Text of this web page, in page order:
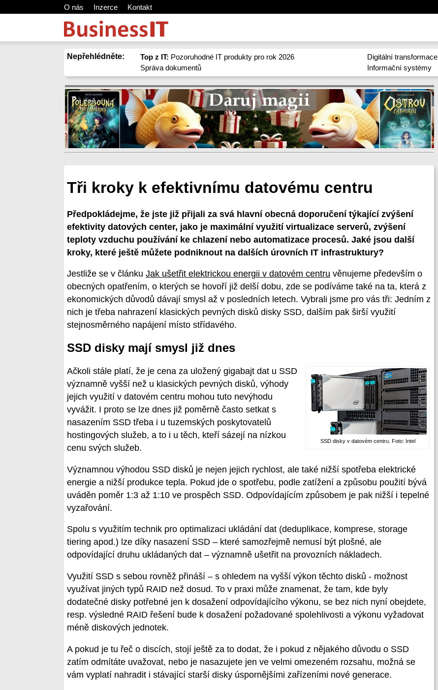
O nás Inzerce Kontakt
Nepřehlédněte: Top z IT: Pozoruhodné IT produkty pro rok 2026
Správa dokumentů
Digitální transformace
Informační systémy
Tři kroky k efektivnímu datovému centru
Předpokládejme, že jste již přijali za svá hlavní obecná doporučení týkající zvýšení
efektivity datových center, jako je maximální využití virtualizace serverů, zvýšení
teploty vzduchu používání ke chlazení nebo automatizace procesů. Jaké jsou další
kroky, které ještě můžete podniknout na dalších úrovních IT infrastruktury?
Jestliže se v článku Jak ušetřit elektrickou energii v datovém centru věnujeme především o
obecných opatřením, o kterých se hovoří již delší dobu, zde se podíváme také na ta, která z
ekonomických důvodů dávají smysl až v posledních letech. Vybrali jsme pro vás tři: Jedním z
nich je třeba nahrazení klasických pevných disků disky SSD, dalším pak širší využití
stejnosměrného napájení místo střídavého.
SSD disky mají smysl již dnes
SSD disky v datovém centru. Foto: Intel
Ačkoli stále platí, že je cena za uložený gigabajt dat u SSD
významně vyšší než u klasických pevných disků, výhody
jejich využití v datovém centru mohou tuto nevýhodu
vyvážit. I proto se lze dnes již poměrně často setkat s
nasazením SSD třeba i u tuzemských poskytovatelů
hostingových služeb, a to i u těch, kteří sázejí na nízkou
cenu svých služeb.
Významnou výhodou SSD disků je nejen jejich rychlost, ale také nižší spotřeba elektrické
energie a nižší produkce tepla. Pokud jde o spotřebu, podle zatížení a způsobu použití bývá
uváděn poměr 1:3 až 1:10 ve prospěch SSD. Odpovídajícím způsobem je pak nižší i tepelné
vyzařování.
Spolu s využitím technik pro optimalizaci ukládání dat (deduplikace, komprese, storage
tiering apod.) lze díky nasazení SSD – které samozřejmě nemusí být plošné, ale
odpovídající druhu ukládaných dat – významně ušetřit na provozních nákladech.
Využití SSD s sebou rovněž přináší – s ohledem na vyšší výkon těchto disků - možnost
využívat jiných typů RAID než dosud. To v praxi může znamenat, že tam, kde byly
dodatečné disky potřebné jen k dosažení odpovídajícího výkonu, se bez nich nyní obejdete,
resp. výsledné RAID řešení bude k dosažení požadované spolehlivosti a výkonu vyžadovat
méně diskových jednotek.
A pokud je tu řeč o discích, stojí ještě za to dodat, že i pokud z nějakého důvodu o SSD
zatím odmítáte uvažovat, nebo je nasazujete jen ve velmi omezeném rozsahu, možná se
vám vyplatí nahradit i stávající starší disky úspornějšími zařízeními nové generace.